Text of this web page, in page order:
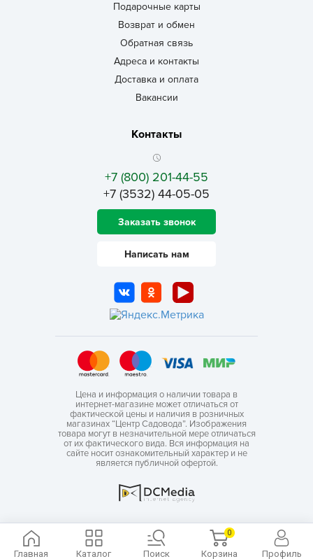
Главная Каталог Поиск
0
Корзина Профиль
Подарочные карты
Возврат и обмен
Обратная связь
Адреса и контакты
Доставка и оплата
Вакансии
Контакты
+7 (800) 201-44-55
+7 (3532) 44-05-05
Заказать звонок
Написать нам
Цена и информация о наличии товара в
интернет-магазине может отличаться от
фактической цены и наличия в розничных
магазинах “Центр Садовода”. Изображения
товара могут в незначительной мере отличаться
от их фактического вида. Вся информация на
сайте носит ознакомительный характер и не
является публичной офертой.